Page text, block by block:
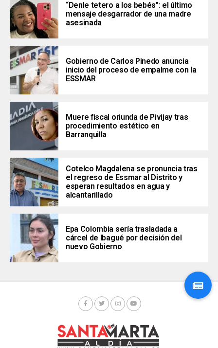
“Denle tetero a los bebés”: el último
mensaje desgarrador de una madre
asesinada
Gobierno de Carlos Pinedo anuncia
inicio del proceso de empalme con la
ESSMAR
Muere fiscal oriunda de Pivijay tras
procedimiento estético en
Barranquilla
Cotelco Magdalena se pronuncia tras
el regreso de Essmar al Distrito y
esperan resultados en agua y
alcantarillado
Epa Colombia sería trasladada a
cárcel de Ibagué por decisión del
nuevo Gobierno